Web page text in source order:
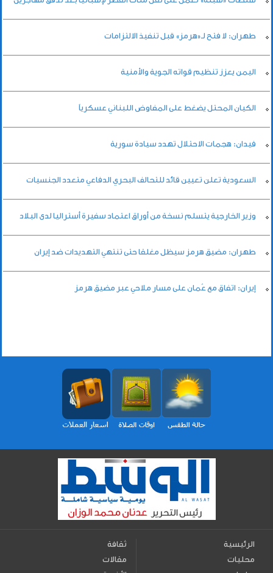
طهران: لا فتح لـ«هرمز» قبل تنفيذ الالتزامات
اليمن يعزز تنظيم قواته الجوية والأمنية
الكيان المحتل يضغط على المفاوض اللبناني عسكرياً
فيدان: هجمات الاحتلال تهدد سيادة سورية
السعودية تعلن تعيين قائد للتحالف البحري الدفاعي متعدد الجنسيات
وزير الخارجية يتسلم نسخة من أوراق اعتماد سفيرة أستراليا لدى البلاد
طهران: مضيق هرمز سيظل مغلقا حتى تنتهي التهديدات ضد إيران
إيران: اتفاق مع عُمان على مسار ملاحي عبر مضيق هرمز
الرئيسية
محليات
ثقافة
مقالات